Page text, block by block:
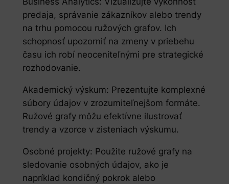
predaja, správanie zákazníkov alebo trendy
na trhu pomocou ružových grafov. Ich
schopnosť upozorniť na zmeny v priebehu
času ich robí neoceniteľnými pre strategické
rozhodovanie.
Akademický výskum: Prezentujte komplexné
súbory údajov v zrozumiteľnejšom formáte.
Ružové grafy môžu efektívne ilustrovať
trendy a vzorce v zisteniach výskumu.
Osobné projekty: Použite ružové grafy na
sledovanie osobných údajov, ako je
napríklad kondičný pokrok alebo